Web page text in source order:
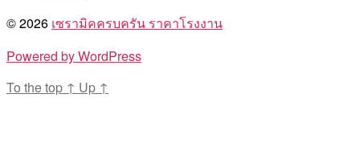
© 2026 เซรามิคครบครัน ราคาโรงงาน
Powered by WordPress
To the top ↑ Up ↑